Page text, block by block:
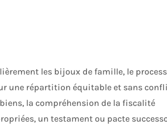
les bijoux de famille, le
une répartition équitable et sans
la compréhension de la fiscalité
un testament ou pacte